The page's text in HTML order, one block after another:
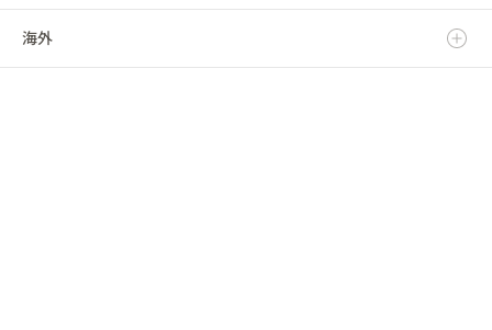
東京都
福井県
大阪府
島根県
福岡県
海外